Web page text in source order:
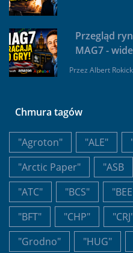
Przegląd
MAG7 -
Przez Albert
Chmura tagów
"Agroton" "ALE"
"Arctic Paper"
"ASB
"ATC"
"BCS"
"BFT"
"CHP"
"Grodno"
"HUG"